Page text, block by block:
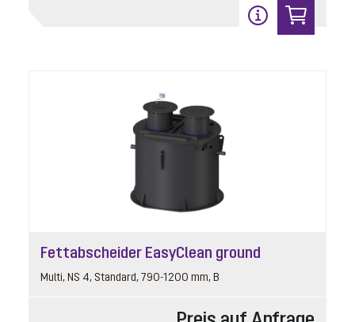
Fettabscheider EasyClean ground
Multi, NS 4, Standard, 790-1200 mm, B